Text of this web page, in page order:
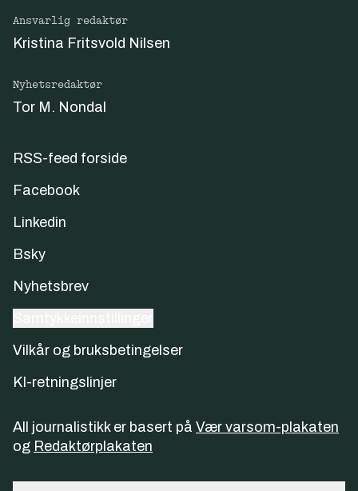
Ansvarlig redaktør
Kristina Fritsvold Nilsen
Nyhetsredaktør
Tor M. Nondal
RSS-feed forside
Facebook
Linkedin
Bsky
Nyhetsbrev
Vilkår og bruksbetingelser
KI-retningslinjer
All journalistikk er basert på Vær varsom-plakaten
og Redaktørplakaten